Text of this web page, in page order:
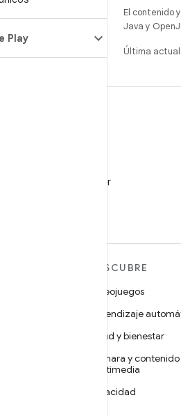
Play
El contenido
Java y
Última
ver noticias y obtener
DESCUBRE
Videojuegos
Aprendizaje
Salud y bienestar
Cámara y contenido
multimedia
Privacidad